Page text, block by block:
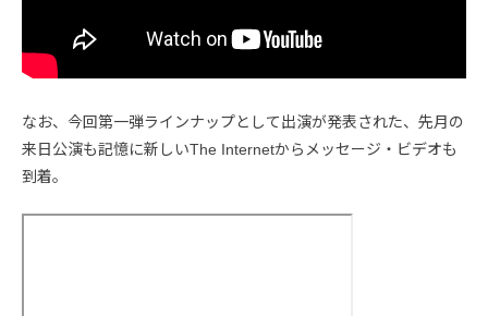
なお、今回第一弾ラインナップとして出演が発表された、先月の
来日公演も記憶に新しいThe Internetからメッセージ・ビデオも
到着。